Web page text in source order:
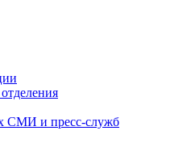
СМИ и пресс-служб